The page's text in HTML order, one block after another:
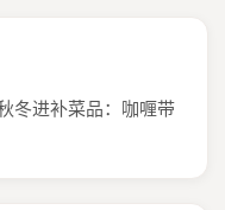
冬进补菜品：咖喱带